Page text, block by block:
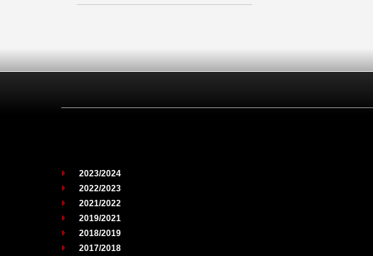
2023/2024
2022/2023
2021/2022
2019/2021
2018/2019
2017/2018